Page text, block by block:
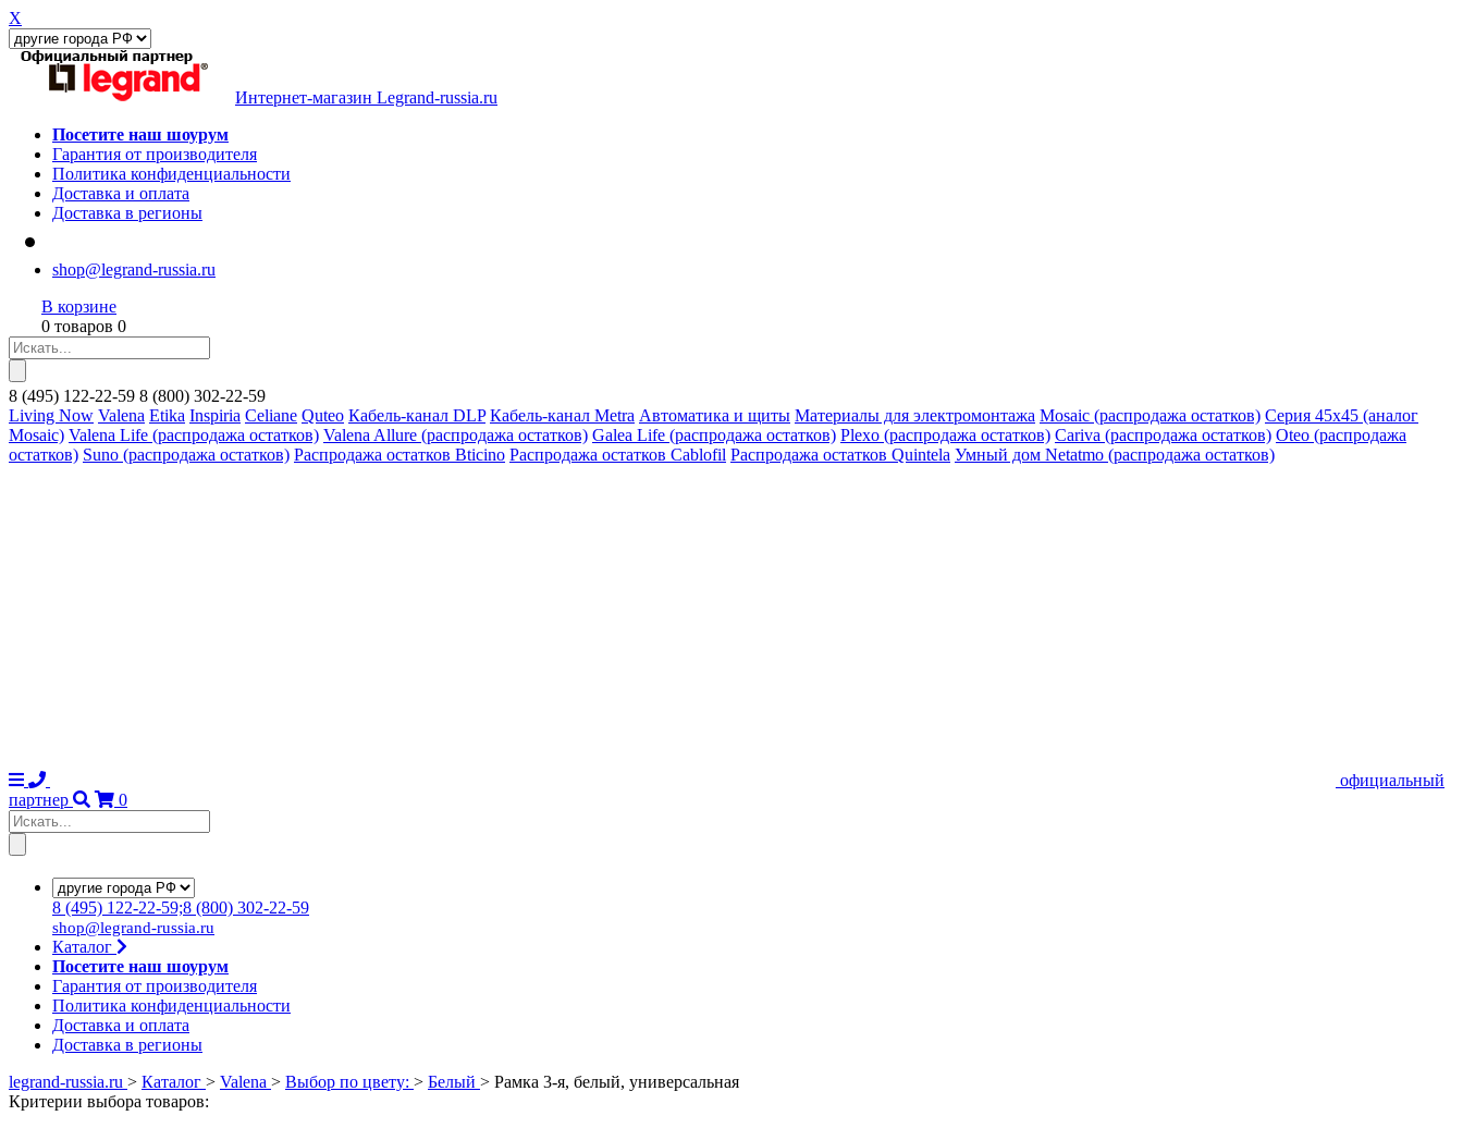
X
Интернет-магазин Legrand-russia.ru
Посетите наш шоурум
Гарантия от производителя
Политика конфиденциальности
Доставка и оплата
Доставка в регионы
shop@legrand-russia.ru
В корзине
0 товаров 0
8 (495) 122-22-59 8 (800) 302-22-59
Living Now Valena Etika Inspiria Celiane Quteo Кабель-канал DLP Кабель-канал Metra Автоматика и щиты Материалы для электромонтажа Mosaic (распродажа остатков) Серия 45х45 (аналог
Mosaic) Valena Life (распродажа остатков) Valena Allure (распродажа остатков) Galea Life (распродажа остатков) Plexo (распродажа остатков) Cariva (распродажа остатков) Oteo (распродажа
остатков) Suno (распродажа остатков) Распродажа остатков Bticino Распродажа остатков Cablofil Распродажа остатков Quintela Умный дом Netatmo (распродажа остатков)
официальный
партнер
0
8 (495) 122-22-59;8 (800) 302-22-59
shop@legrand-russia.ru
Каталог
Посетите наш шоурум
Гарантия от производителя
Политика конфиденциальности
Доставка и оплата
Доставка в регионы
legrand-russia.ru > Каталог > Valena > Выбор по цвету: > Белый > Рамка 3-я, белый, универсальная
Критерии выбора товаров: